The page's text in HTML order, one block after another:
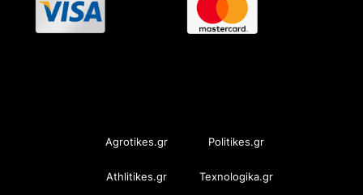
Agrotikes.gr Politikes.gr
Athlitikes.gr Texnologika.gr